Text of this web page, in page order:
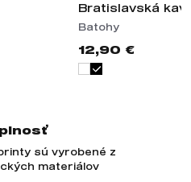
Bratislavská
Batohy
12,90 €
sú vyrobené z
materiálov